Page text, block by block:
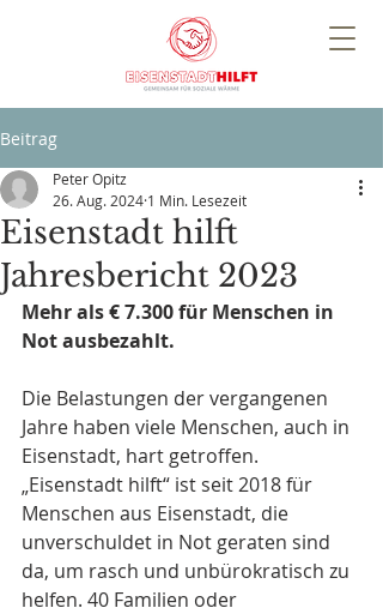
Beitrag
Eisenstadt hilft
Jahresbericht 2023
Peter Opitz
26. Aug. 2024 1 Min. Lesezeit
Mehr als € 7.300 für Menschen in
Not ausbezahlt.
Die Belastungen der vergangenen
Jahre haben viele Menschen, auch in
Eisenstadt, hart getroffen.
„Eisenstadt hilft“ ist seit 2018 für
Menschen aus Eisenstadt, die
unverschuldet in Not geraten sind
da, um rasch und unbürokratisch zu
helfen. 40 Familien oder